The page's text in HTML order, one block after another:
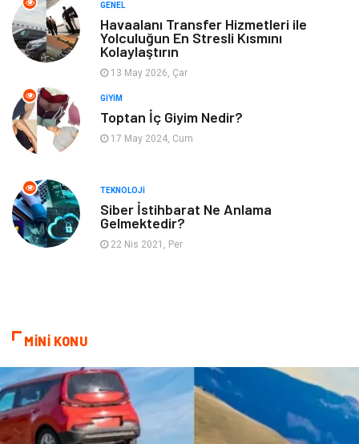
Genel Kültür Tatil
İnternet
Gayrimenkul
Astroloji Müzik
Ev İşleri
Sigorta
GENEL
Havaalanı Transfer Hizmetleri ile
Yolculuğun En Stresli Kısmını
Kolaylaştırın
13 May 2026, Çar
GIYIM
Toptan İç Giyim Nedir?
17 May 2024, Cum
TEKNOLOJI
Siber İstihbarat Ne Anlama
Gelmektedir?
22 Nis 2021, Per
MİNİ KONU